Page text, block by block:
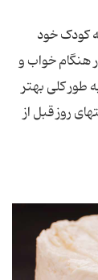
کودک خود
هنگام خواب و
طور کلی بهتر
روز قبل از